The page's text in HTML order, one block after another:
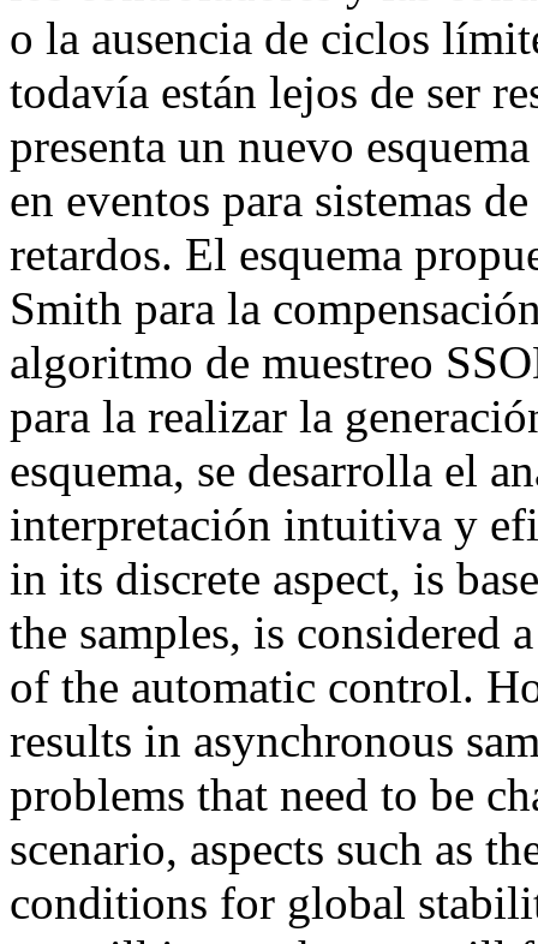
o la ausencia de ciclos
todavía están lejos de ser
presenta un nuevo
en eventos para sistemas
retardos. El esquema
Smith para la
algoritmo de muestreo
para la realizar la
esquema, se desarrolla el
interpretación intuitiva y
in its discrete aspect, is
the samples, is considered
of the automatic control.
results in asynchronous
problems that need to be
scenario, aspects such as
conditions for global